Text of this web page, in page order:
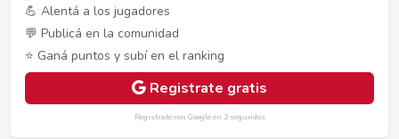
💪 Alentá a los jugadores
💬 Publicá en la comunidad
⭐ Ganá puntos y subí en el ranking
Registrate gratis
Registrate con Google en 2 segundos